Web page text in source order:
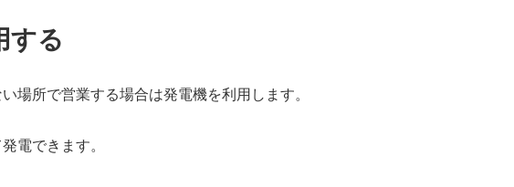
する
場所で営業する場合は発電機を利用します。
電できます。